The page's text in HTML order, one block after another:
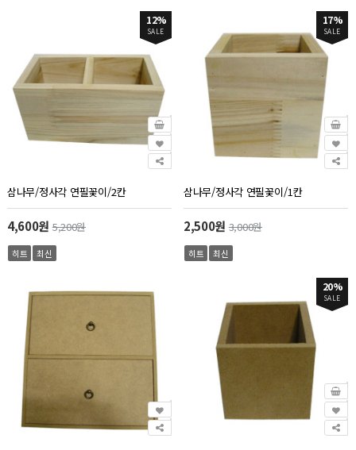
12%
SALE
삼나무/정사각 연필꽃이/2칸
4,600원 5,200원
히트 최신
17%
SALE
삼나무/정사각 연필꽃이/1칸
2,500원3,000원
히트 최신
20%
SALE